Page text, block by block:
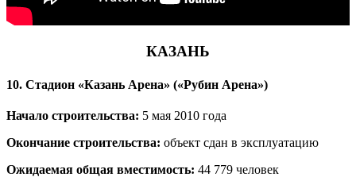
КАЗАНЬ
10. Стадион «Казань Арена» («Рубин Арена»)
Начало строительства: 5 мая 2010 года
Окончание строительства: объект сдан в эксплуатацию
Ожидаемая общая вместимость: 44 779 человек